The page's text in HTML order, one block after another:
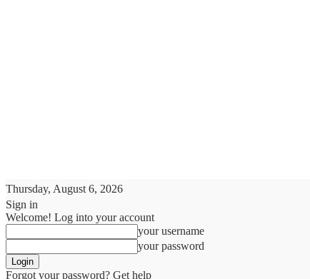
Thursday, August 6, 2026
Sign in
Welcome! Log into your account
your username
your password
Forgot your password? Get help